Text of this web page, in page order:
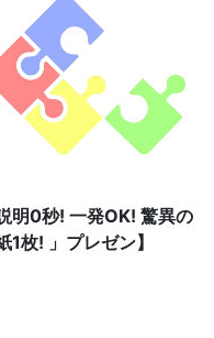
説明0秒! 一発OK! 驚異の
1枚! 」プレゼン】